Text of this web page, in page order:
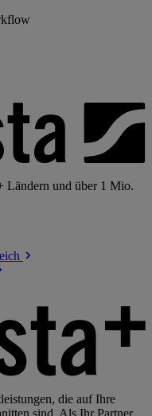
Ländern und über 1 Mio.
die auf Ihre
sind. Als Ihr Partner